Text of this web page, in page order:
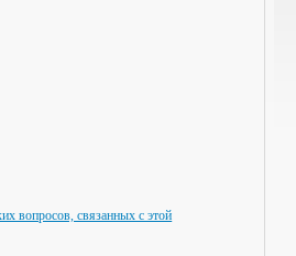
вопросов, связанных с этой